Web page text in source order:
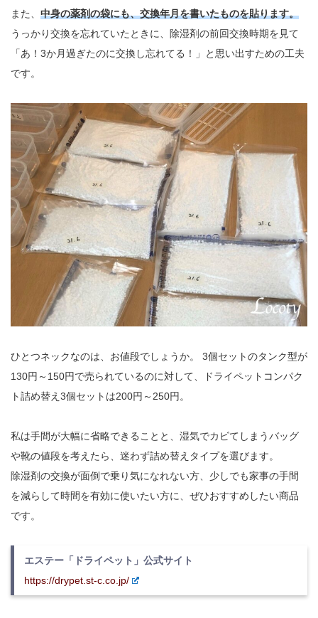
また、 中身の薬剤の袋にも、交換年月を書いたものを貼ります。
うっかり交換を忘れていたときに、除湿剤の前回交換時期を見て
「あ！3か月過ぎたのに交換し忘れてる！」と思い出すための工夫
です。
ひとつネックなのは、お値段でしょうか。 3個セットのタンク型が
130円～150円で売られているのに対して、ドライペットコンパク
ト詰め替え3個セットは200円～250円。
私は手間が大幅に省略できることと、湿気でカビてしまうバッグ
や靴の値段を考えたら、迷わず詰め替えタイプを選びます。
除湿剤の交換が面倒で乗り気になれない方、少しでも家事の手間
を減らして時間を有効に使いたい方に、ぜひおすすめしたい商品
です。
エステー「ドライペット」公式サイト
https://drypet.st-c.co.jp/